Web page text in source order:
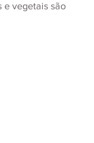
e vegetais são